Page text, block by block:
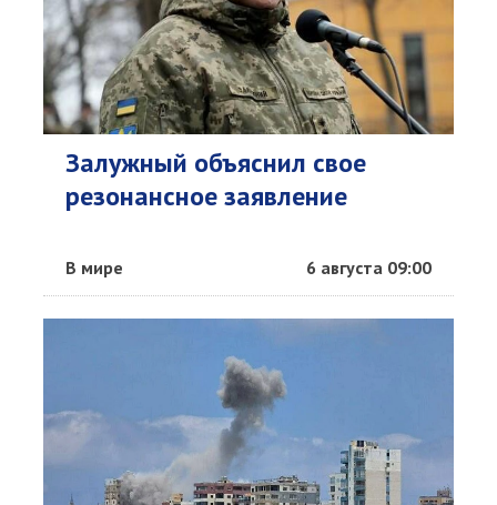
Залужный объяснил свое
резонансное заявление
В мире 6 августа 09:00